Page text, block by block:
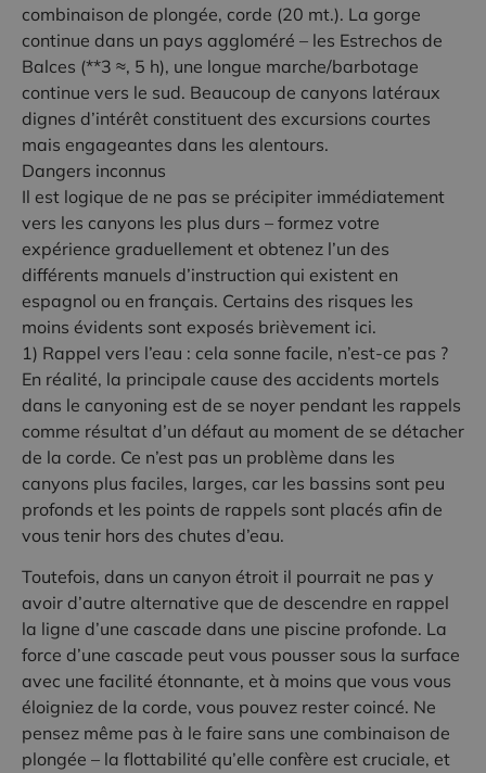
combinaison de plongée, corde (20 mt.). La gorge
continue dans un pays aggloméré – les Estrechos de
Balces (**3 ≈, 5 h), une longue marche/barbotage
continue vers le sud. Beaucoup de canyons latéraux
dignes d’intérêt constituent des excursions courtes
mais engageantes dans les alentours.
Dangers inconnus
Il est logique de ne pas se précipiter immédiatement
vers les canyons les plus durs – formez votre
expérience graduellement et obtenez l’un des
différents manuels d’instruction qui existent en
espagnol ou en français. Certains des risques les
moins évidents sont exposés brièvement ici.
1) Rappel vers l’eau : cela sonne facile, n’est-ce pas ?
En réalité, la principale cause des accidents mortels
dans le canyoning est de se noyer pendant les rappels
comme résultat d’un défaut au moment de se détacher
de la corde. Ce n’est pas un problème dans les
canyons plus faciles, larges, car les bassins sont peu
profonds et les points de rappels sont placés afin de
vous tenir hors des chutes d’eau.
Toutefois, dans un canyon étroit il pourrait ne pas y
avoir d’autre alternative que de descendre en rappel
la ligne d’une cascade dans une piscine profonde. La
force d’une cascade peut vous pousser sous la surface
avec une facilité étonnante, et à moins que vous vous
éloigniez de la corde, vous pouvez rester coincé. Ne
pensez même pas à le faire sans une combinaison de
plongée – la flottabilité qu’elle confère est cruciale, et